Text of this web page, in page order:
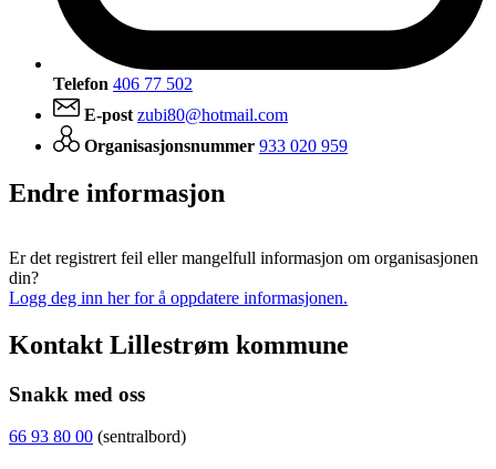
Telefon 406 77 502
E-post zubi80@hotmail.com
Organisasjonsnummer 933 020 959
Endre informasjon
Er det registrert feil eller mangelfull informasjon om organisasjonen
din?
Logg deg inn her for å oppdatere informasjonen.
Kontakt Lillestrøm kommune
Snakk med oss
66 93 80 00 (sentralbord)